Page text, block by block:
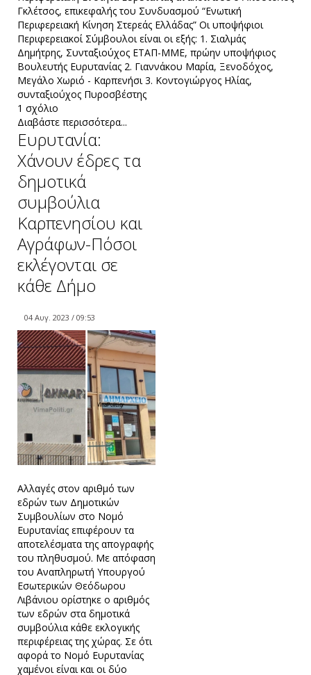
Γκλέτσος, επικεφαλής του Συνδυασμού “Ενωτική
Περιφερειακή Κίνηση Στερεάς Ελλάδας” Οι υποψήφιοι
Περιφερειακοί Σύμβουλοι είναι οι εξής: 1. Σιαλμάς
Δημήτρης, Συνταξιούχος ΕΤΑΠ-ΜΜΕ, πρώην υποψήφιος
Βουλευτής Ευρυτανίας 2. Γιαννάκου Μαρία, Ξενοδόχος,
Μεγάλο Χωριό - Καρπενήσι 3. Κοντογιώργος Ηλίας,
συνταξιούχος Πυροσβέστης
1 σχόλιο
Διαβάστε περισσότερα...
Ευρυτανία:
Χάνουν έδρες τα
δημοτικά
συμβούλια
Καρπενησίου και
Αγράφων-Πόσοι
εκλέγονται σε
κάθε Δήμο
04 Αυγ. 2023 / 09:53
Αλλαγές στον αριθμό των
εδρών των Δημοτικών
Συμβουλίων στο Νομό
Ευρυτανίας επιφέρουν τα
αποτελέσματα της απογραφής
του πληθυσμού. Με απόφαση
του Αναπληρωτή Υπουργού
Εσωτερικών Θεόδωρου
Λιβάνιου ορίστηκε ο αριθμός
των εδρών στα δημοτικά
συμβούλια κάθε εκλογικής
περιφέρειας της χώρας. Σε ότι
αφορά το Νομό Ευρυτανίας
χαμένοι είναι και οι δύο